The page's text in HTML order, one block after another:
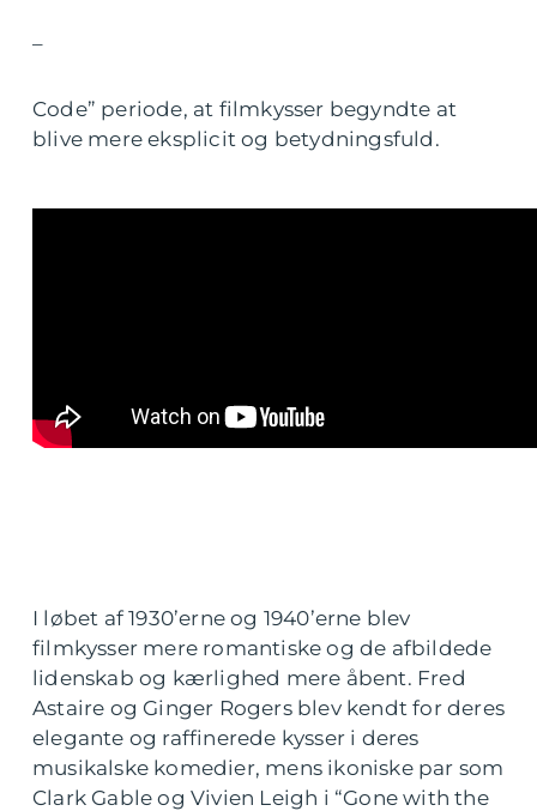
–
Code” periode, at filmkysser begyndte at
blive mere eksplicit og betydningsfuld.
I løbet af 1930’erne og 1940’erne blev
filmkysser mere romantiske og de afbildede
lidenskab og kærlighed mere åbent. Fred
Astaire og Ginger Rogers blev kendt for deres
elegante og raffinerede kysser i deres
musikalske komedier, mens ikoniske par som
Clark Gable og Vivien Leigh i “Gone with the